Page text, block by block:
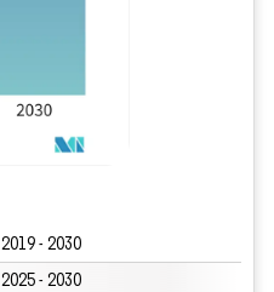
2019 - 2030
2025 - 2030